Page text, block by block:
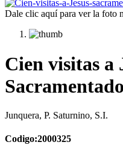
Dale clic aquí para ver la foto
Cien visitas a
Junquera, P. Saturnino, S.I.
Codigo:2000325